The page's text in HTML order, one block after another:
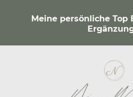
Meine persönliche Top